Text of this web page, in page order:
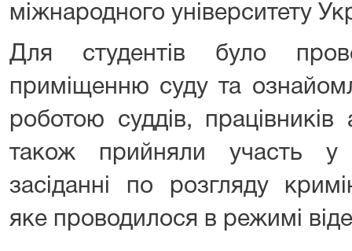
міжнародного університету
Для студентів було
приміщенню суду та
роботою суддів, працівників
також прийняли участь у
засіданні по розгляду
яке проводилося в режимі